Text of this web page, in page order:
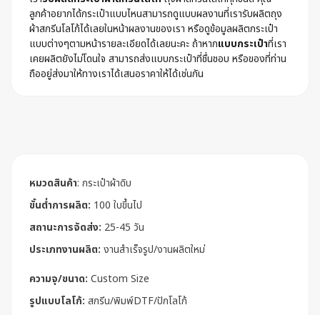
ลูกค้าอยากได้กระเป๋าแบบไหนสามารถดูแบบผลงานที่เรารับผลิตถุง
ผ้าสกรีนโลโก้ได้เลยในหน้าผลงานของเรา หรือดูข้อมูลผลิตกระเป๋า
แบบต่างๆตามหน้ารายละเอียดได้เลยนะคะ ถ้าหากแบบกระเป๋าที่เรา
เคยผลิตยังไม่โดนใจ สามารถส่งแบบกระเป๋าที่ชื่นชอบ หรือของที่ท่าน
ถืออยู่ส่งมาให้ทางเราได้เสนอราคาให้ได้เช่นกัน
หมวดสินค้า: กระเป๋าผ้าดิบ
ขั้นต่ำการผลิต: 100 ใบขึ้นไป
สถานะการจัดส่ง: 25-45 วัน
ประเภทงานผลิต: งานสำเร็จรูป/งานผลิตใหม่
ความจุ/ขนาด: Custom Size
รูปแบบโลโก้: สกรีน/พิมพ์DTF/ปักโลโก้